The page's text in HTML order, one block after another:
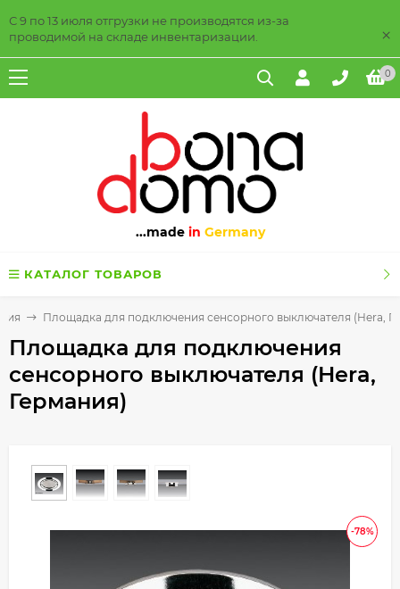
С 9 по 13 июля отгрузки не производятся из-за
проводимой на складе инвентаризации.
×
0
...made in Germany
КАТАЛОГ ТОВАРОВ
Площадка для подключения сенсорного выключателя (Hera,
Площадка для подключения
сенсорного выключателя (Hera,
Германия)
-78%